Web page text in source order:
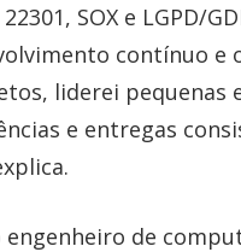
SOX e LGPD/
contínuo e
liderei
e entregas
de